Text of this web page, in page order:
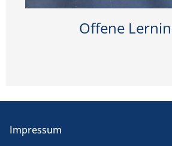
Offene
Impressum